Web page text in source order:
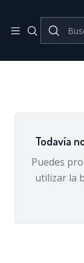
Todavía
Puedes
utilizar la